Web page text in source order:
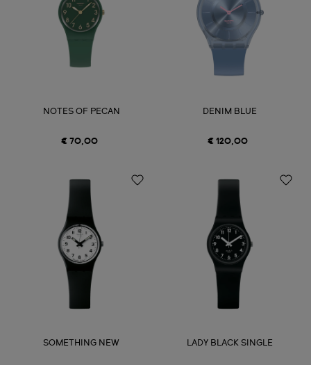
NOTES OF PECAN
€ 70,00
DENIM BLUE
€ 120,00
SOMETHING NEW LADY BLACK SINGLE